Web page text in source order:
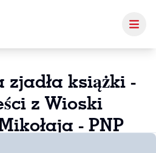
zjadła książki -
z Wioski
- PNP